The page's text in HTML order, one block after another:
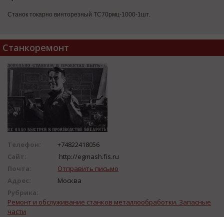
Станок токарно винторезный ТС70рмц-1000-1шт.
Станкоремонт
Телефон:
+74822418056
Сайт:
http://egmash.fis.ru
Почта:
Отправить письмо
Адрес:
Москва
Рубрика:
Ремонт и обслуживание станков металлообработки. Запасные
части